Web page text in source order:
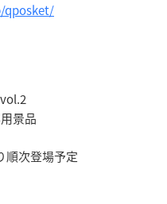
qposket/
景品
順次登場予定